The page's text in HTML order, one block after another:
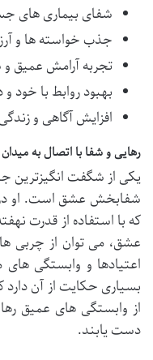
شفای بیماری های
جذب خواسته ها و
تجربه آرامش عمیق
بهبود روابط با خود و
افزایش آگاهی و
رهایی و شفا با اتصال به
یکی از شگفت انگیزترین
شفابخش عشق است. او در
که با استفاده از قدرت
عشق، می توان از چربی
اعتیادها و وابستگی
بسیاری حکایت از آن دارد
از وابستگی های عمیق
دست یابند.